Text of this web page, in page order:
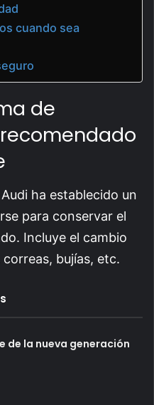
cuando sea
de
ha establecido un
para conservar el
Incluye el cambio
bujías, etc.
de la nueva generación